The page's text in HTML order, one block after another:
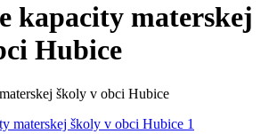
kapacity materskej
Hubice
školy v obci Hubice